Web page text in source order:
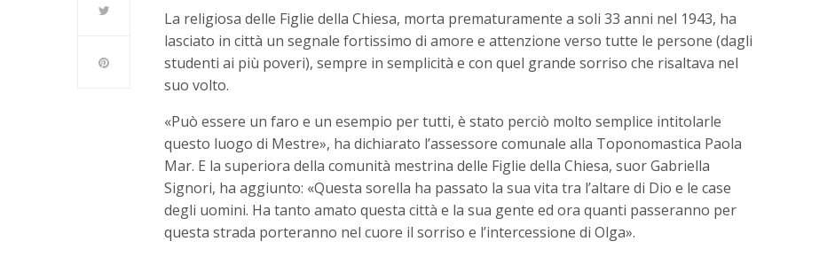
La religiosa delle Figlie della Chiesa, morta prematuramente a soli 33 anni nel 1943, ha
lasciato in città un segnale fortissimo di amore e attenzione verso tutte le persone (dagli
studenti ai più poveri), sempre in semplicità e con quel grande sorriso che risaltava nel
suo volto.
«Può essere un faro e un esempio per tutti, è stato perciò molto semplice intitolarle
questo luogo di Mestre», ha dichiarato l’assessore comunale alla Toponomastica Paola
Mar. E la superiora della comunità mestrina delle Figlie della Chiesa, suor Gabriella
Signori, ha aggiunto: «Questa sorella ha passato la sua vita tra l’altare di Dio e le case
degli uomini. Ha tanto amato questa città e la sua gente ed ora quanti passeranno per
questa strada porteranno nel cuore il sorriso e l’intercessione di Olga».